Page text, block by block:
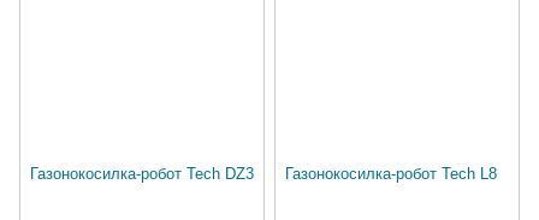
Газонокосилка-робот Tech DZ3 Газонокосилка-робот Tech L8